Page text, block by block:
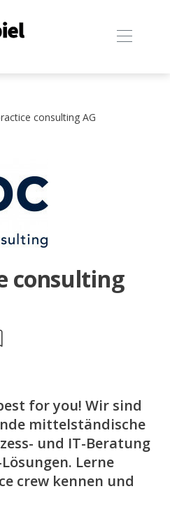
consulting AG
consulting
for you! Wir sind
mittelständische
und IT-Beratung
Lerne
crew kennen und